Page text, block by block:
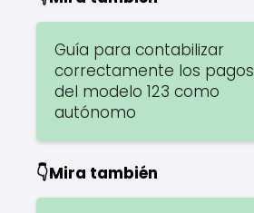
Guía para contabilizar
correctamente los pagos
del modelo 123 como
autónomo
👇Mira también